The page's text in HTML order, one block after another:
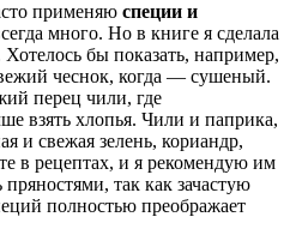
применяю специи и
много. Но в книге я сделала
Хотелось бы показать, например,
чеснок, когда — сушеный.
перец чили, где
взять хлопья. Чили и паприка,
и свежая зелень, кориандр,
в рецептах, и я рекомендую им
пряностями, так как зачастую
полностью преображает